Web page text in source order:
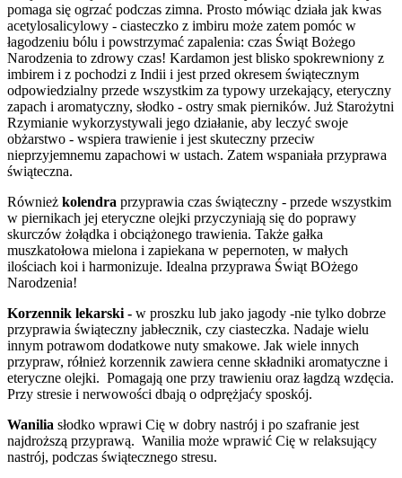
pomaga się ogrzać podczas zimna. Prosto mówiąc działa jak kwas
acetylosalicylowy - ciasteczko z imbiru może zatem pomóc w
łagodzeniu bólu i powstrzymać zapalenia: czas Świąt Bożego
Narodzenia to zdrowy czas! Kardamon jest blisko spokrewniony z
imbirem i z pochodzi z Indii i jest przed okresem świątecznym
odpowiedzialny przede wszystkim za typowy urzekający, eteryczny
zapach i aromatyczny, słodko - ostry smak pierników. Już Starożytni
Rzymianie wykorzystywali jego działanie, aby leczyć swoje
obżarstwo - wspiera trawienie i jest skuteczny przeciw
nieprzyjemnemu zapachowi w ustach. Zatem wspaniała przyprawa
świąteczna.
Również kolendra przyprawia czas świąteczny - przede wszystkim
w piernikach jej eteryczne olejki przyczyniają się do poprawy
skurczów żołądka i obciążonego trawienia. Także gałka
muszkatołowa mielona i zapiekana w pepernoten, w małych
ilościach koi i harmonizuje. Idealna przyprawa Świąt BOżego
Narodzenia!
Korzennik lekarski - w proszku lub jako jagody -nie tylko dobrze
przyprawia świąteczny jabłecznik, czy ciasteczka. Nadaje wielu
innym potrawom dodatkowe nuty smakowe. Jak wiele innych
przypraw, rółnież korzennik zawiera cenne składniki aromatyczne i
eteryczne olejki. Pomagają one przy trawieniu oraz łagdzą wzdęcia.
Przy stresie i nerwowości dbają o odprężjaćy sposkój.
Wanilia słodko wprawi Cię w dobry nastrój i po szafranie jest
najdroższą przyprawą. Wanilia może wprawić Cię w relaksujący
nastrój, podczas świątecznego stresu.